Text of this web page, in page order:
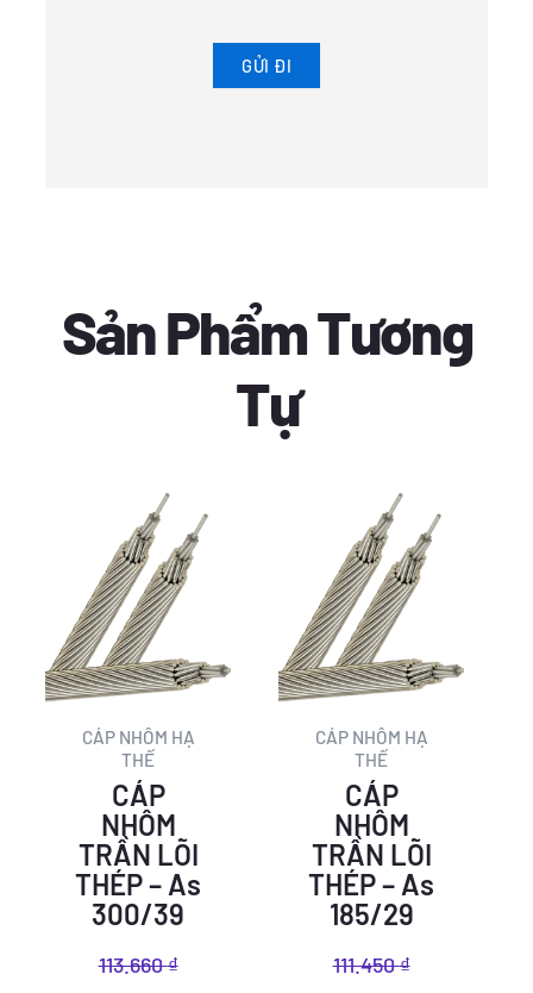
Sản Phẩm Tương
Tự
CÁP NHÔM HẠ
THẾ
CÁP
NHÔM
TRẦN LÕI
THÉP – As
300/39
113.660₫
gốc
là:
113.660 ₫.
hiện
tại
68.885 ₫.
CÁP NHÔM HẠ
THẾ
CÁP
NHÔM
TRẦN LÕI
THÉP – As
185/29
111.450₫
gốc
là:
111.450 ₫.
hiện
tại
67.546 ₫.